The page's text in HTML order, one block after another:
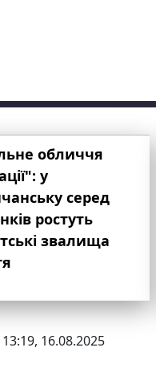
обличчя
у
серед
ростуть
звалища
13:19, 16.08.2025